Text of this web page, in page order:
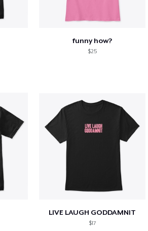
funny how?
$25
LIVE LAUGH GODDAMNIT
$17